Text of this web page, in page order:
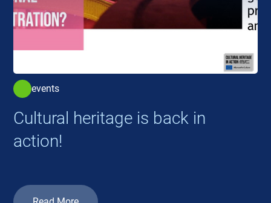
events
Cultural heritage is back in
action!